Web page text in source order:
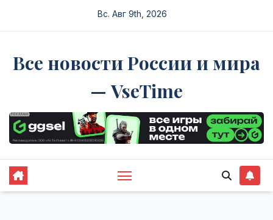
Вс. Авг 9th, 2026
Все новости России и мира
— VseTime